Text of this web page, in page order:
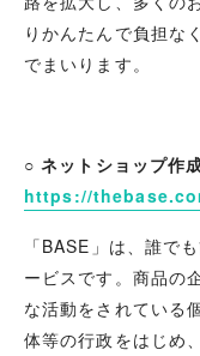
りかんたんで負担な
でまいります。
○ ネットショップ作
https://
「BASE」は、誰で
ービスです。商品の
な活動をされている
体等の行政をはじめ